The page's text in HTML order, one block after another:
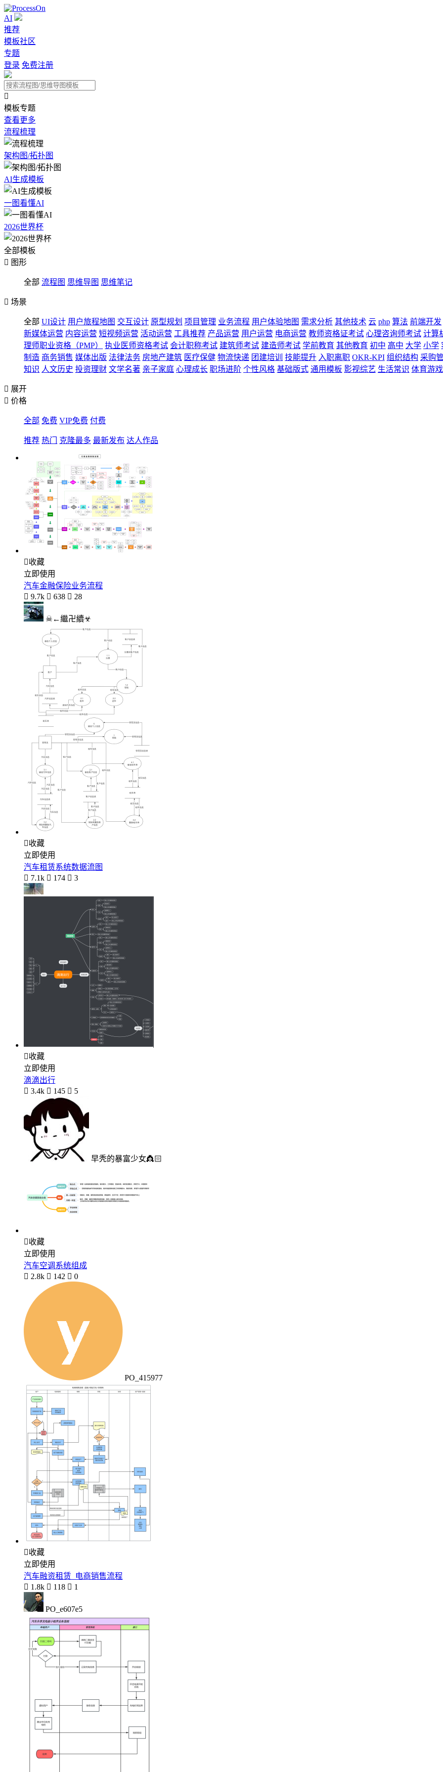
AI
推荐
模板社区
专题
登录 免费注册

模板专题
查看更多
流程梳理
架构图/拓扑图
AI生成模板
一图看懂AI
2026世界杯
全部模板
 图形
全部 流程图 思维导图 思维笔记
 场景
全部 UI设计 用户旅程地图 交互设计 原型规划 项目管理 业务流程 用户体验地图 需求分析 其他技术 云 php 算法 前端开发
新媒体运营 内容运营 短视频运营 活动运营 工具推荐 产品运营 用户运营 电商运营 教师资格证考试 心理咨询师考试 计算
理师职业资格（PMP）
执业医师资格考试 会计职称考试 建筑师考试 建造师考试 学前教育 其他教育 初中 高中 大学 小学
制造 商务销售 媒体出版 法律法务 房地产建筑 医疗保健 物流快递 团建培训 技能提升 入职离职 OKR-KPI 组织结构 采购
知识 人文历史 投资理财 文学名著 亲子家庭 心理成长 职场进阶 个性风格 基础版式 通用模板 影视综艺 生活常识 体育游戏
 展开
 价格
全部 免费 VIP免费 付费
推荐 热门 克隆最多 最新发布 达人作品
收藏
立即使用
汽车金融保险业务流程
 9.7k  638  28
☠←繼卍續☣
收藏
立即使用
汽车租赁系统数据流图
 7.1k  174  3
收藏
立即使用
滴滴出行
 3.4k  145  5
早秃的暴富少女👸🏻
收藏
立即使用
汽车空调系统组成
 2.8k  142  0
PO_415977
收藏
立即使用
汽车融资租赁_电商销售流程
 1.8k  118  1
PO_e607e5